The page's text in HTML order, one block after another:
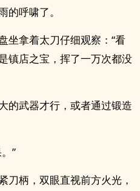
的呼啸了。
坐拿着太刀仔细观察：“看
镇店之宝，挥了一万次都没
的武器才行，或者通过锻造
”
刀柄，双眼直视前方火光，